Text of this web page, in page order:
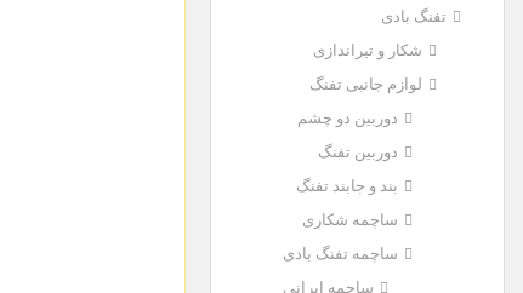
تفنگ بادی
شکار و تیراندازی
لوازم جانبی تفنگ
دوربین دو چشم
دوربین تفنگ
بند و جابند تفنگ
ساچمه شکاری
ساچمه تفنگ بادی
ساچمه ایرانی